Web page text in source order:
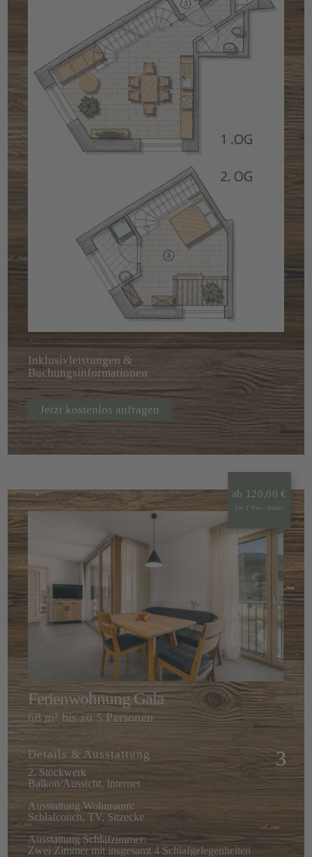
Inklusivleistungen &
Buchungsinformationen
Jetzt kostenlos anfragen
Ferienwohnung Gala
68 m² bis zu 5 Personen
Details & Ausstattung
2. Stockwerk
Balkon/Aussicht, Internet
Ausstattung Wohnraum:
Schlafcouch, TV, Sitzecke
Ausstattung Schlafzimmer:
Zwei Zimmer mit insgesamt 4 Schlafgelegenheiten
ab 120,00 €
für 2 Pers./Nacht